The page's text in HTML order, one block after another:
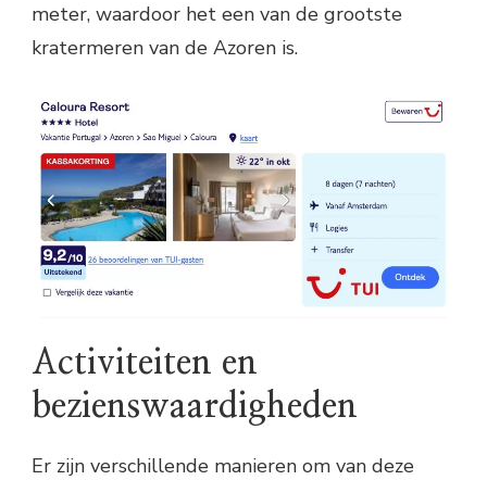
meter, waardoor het een van de grootste
kratermeren van de Azoren is.
Activiteiten en
bezienswaardigheden
Er zijn verschillende manieren om van deze